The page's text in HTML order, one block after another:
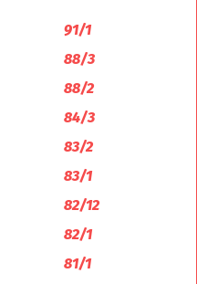
91/1
88/3
88/2
84/3
83/2
83/1
82/12
82/1
81/1